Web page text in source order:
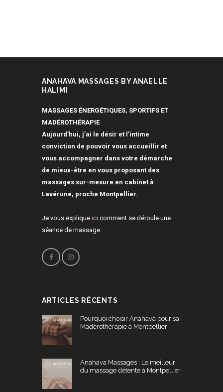
ANAHAVA MASSAGES BY ANAELLE
HALIMI
MASSAGES ÉNERGÉTIQUES, SPORTIFS ET
MADÉROTHÉRAPIE
Aujourd’hui, j’ai le désir et l’intime
conviction de pouvoir vous accueillir et
vous accompagner dans votre démarche
de mieux-être en vous proposant des
massages sur-mesure en cabinet à
Lavérune, proche Montpellier.
Je vous explique ici comment se déroule une
séance de massage.
ARTICLES RÉCENTS
Pourquoi choisir Anahava pour sa
Madérothérapie à Montpellier
Anahava Massages : Le meilleur
du massage détente à Montpellier